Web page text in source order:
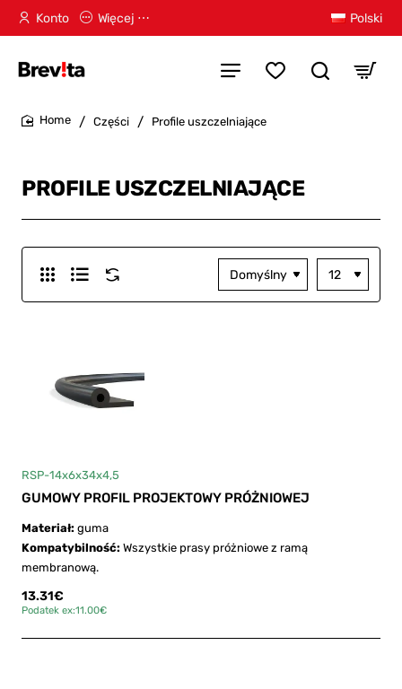
Konto Więcej ⋯ Polski
Części Profile uszczelniające
PROFILE USZCZELNIAJĄCE
RSP-14x6x34x4,5
GUMOWY PROFIL PROJEKTOWY PRÓŻNIOWEJ
Materiał: guma
Kompatybilność: Wszystkie prasy próżniowe z ramą
membranową.
13.31€
Podatek ex:11.00€